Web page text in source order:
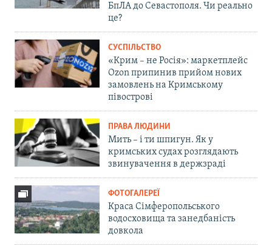
БпЛА до Севастополя. Чи реально
це?
СУСПІЛЬСТВО
«Крим – не Росія»: маркетплейс
Ozon припинив прийом нових
замовлень на Кримському
півострові
ПРАВА ЛЮДИНИ
Мить – і ти шпигун. Як у
кримських судах розглядають
звинувачення в держзраді
ФОТОГАЛЕРЕЇ
Краса Сімферопольського
водосховища та занедбаність
довкола